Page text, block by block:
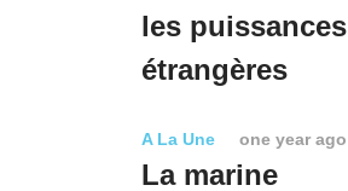
les puissances
étrangères
A La Une one year ago
La marine